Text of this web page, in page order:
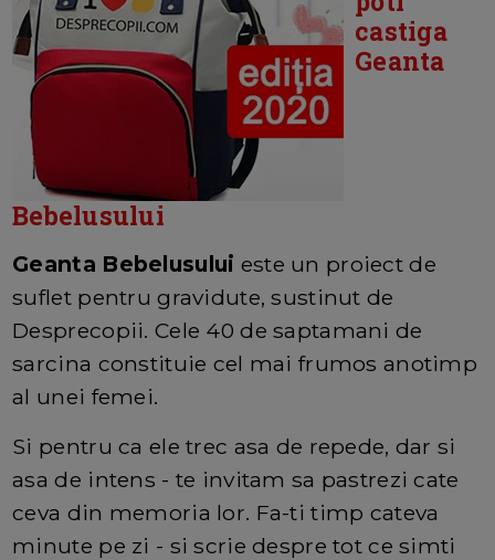
castiga
Geanta
Bebelusului
Geanta Bebelusului este un proiect de
suflet pentru gravidute, sustinut de
Desprecopii. Cele 40 de saptamani de
sarcina constituie cel mai frumos anotimp
al unei femei.
Si pentru ca ele trec asa de repede, dar si
asa de intens - te invitam sa pastrezi cate
ceva din memoria lor. Fa-ti timp cateva
minute pe zi - si scrie despre tot ce simti